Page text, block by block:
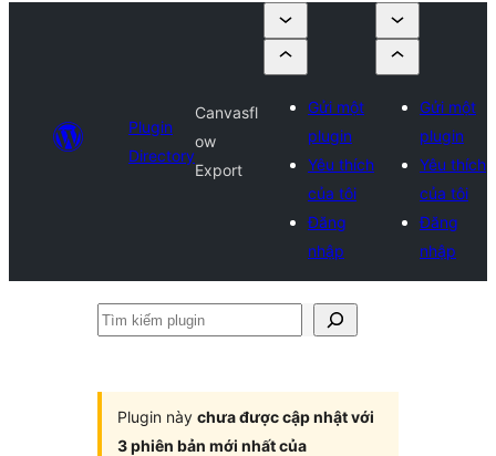
Plugin
Directory
Canvasfl
ow
Export
Gửi một
plugin
Yêu thích
của tôi
Đăng
nhập
Gửi một
plugin
Yêu thích
của tôi
Đăng
nhập
Tìm
Plugin này chưa được cập nhật với
3 phiên bản mới nhất của